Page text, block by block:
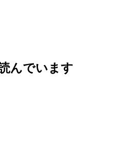
んでいます